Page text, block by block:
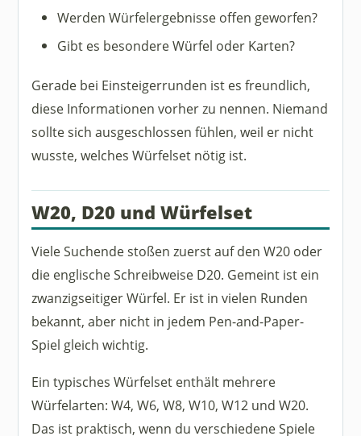
Werden Würfelergebnisse offen geworfen?
Gibt es besondere Würfel oder Karten?
Gerade bei Einsteigerrunden ist es freundlich,
diese Informationen vorher zu nennen. Niemand
sollte sich ausgeschlossen fühlen, weil er nicht
wusste, welches Würfelset nötig ist.
W20, D20 und Würfelset
Viele Suchende stoßen zuerst auf den W20 oder
die englische Schreibweise D20. Gemeint ist ein
zwanzigseitiger Würfel. Er ist in vielen Runden
bekannt, aber nicht in jedem Pen-and-Paper-
Spiel gleich wichtig.
Ein typisches Würfelset enthält mehrere
Würfelarten: W4, W6, W8, W10, W12 und W20.
Das ist praktisch, wenn du verschiedene Spiele